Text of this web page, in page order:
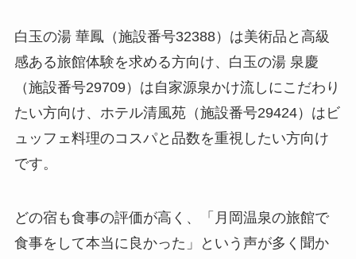
白玉の湯 華鳳（施設番号32388）は美術品と高級
感ある旅館体験を求める方向け、白玉の湯 泉慶
（施設番号29709）は自家源泉かけ流しにこだわり
たい方向け、ホテル清風苑（施設番号29424）はビ
ュッフェ料理のコスパと品数を重視したい方向け
です。
どの宿も食事の評価が高く、「月岡温泉の旅館で
食事をして本当に良かった」という声が多く聞か